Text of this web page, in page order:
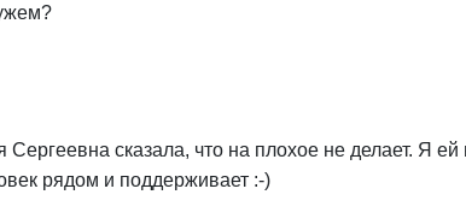
сказала, что на плохое не делает. Я
рядом и поддерживает :-)